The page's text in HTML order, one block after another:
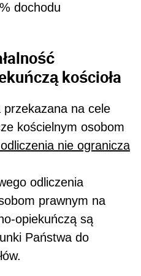
dochodu
kościoła
przekazana na cele
kościelnym osobom
nie ogranicza
odliczenia
prawnym na
opiekuńczą są
Państwa do